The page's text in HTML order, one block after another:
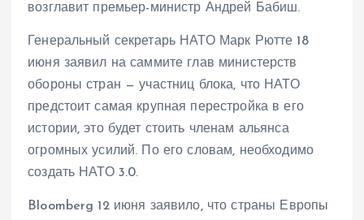
возглавит премьер-министр Андрей Бабиш.
Генеральный секретарь НАТО Марк Рютте 18
июня заявил на саммите глав министерств
обороны стран — участниц блока, что НАТО
предстоит самая крупная перестройка в его
истории, это будет стоить членам альянса
огромных усилий. По его словам, необходимо
создать НАТО 3.0.
Bloomberg 12 июня заявило, что страны Европы